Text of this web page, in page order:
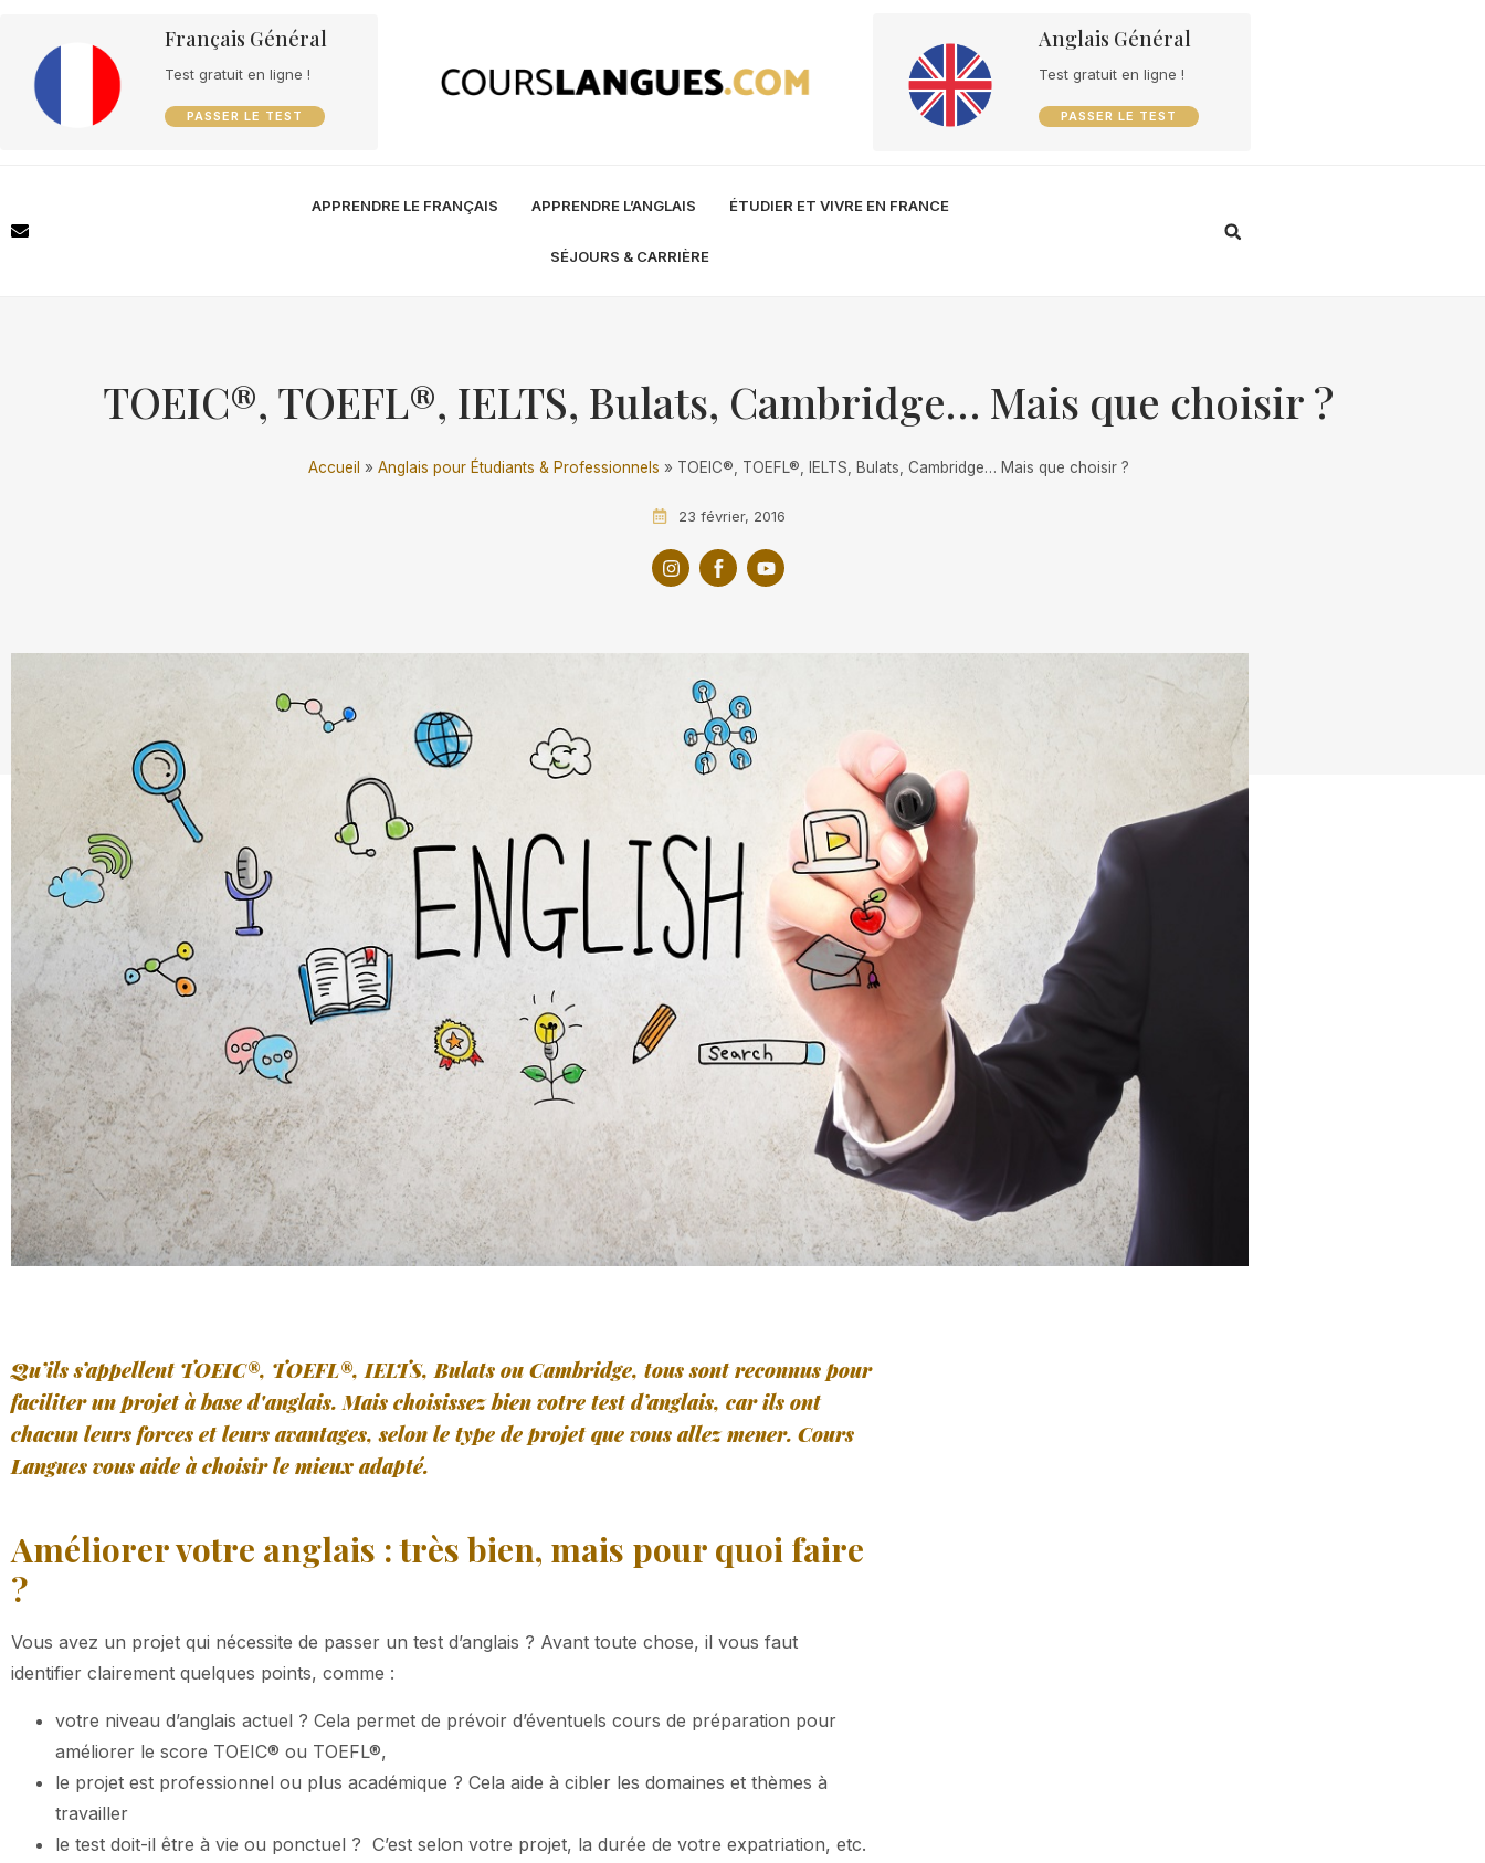
Français Général
Test gratuit en ligne !
PASSER LE TEST
Anglais Général
Test gratuit en ligne !
PASSER LE TEST
APPRENDRE LE FRANÇAIS APPRENDRE L’ANGLAIS ÉTUDIER ET VIVRE EN FRANCE
SÉJOURS & CARRIÈRE
TOEIC®, TOEFL®, IELTS, Bulats, Cambridge… Mais que choisir ?
Accueil » Anglais pour Étudiants & Professionnels » TOEIC®, TOEFL®, IELTS, Bulats, Cambridge… Mais que choisir ?
23 février, 2016
Qu’ils s’appellent TOEIC®, TOEFL®, IELTS, Bulats ou Cambridge, tous sont reconnus pour
faciliter un projet à base d'anglais. Mais choisissez bien votre test d’anglais, car ils ont
chacun leurs forces et leurs avantages, selon le type de projet que vous allez mener. Cours
Langues vous aide à choisir le mieux adapté.
Améliorer votre anglais : très bien, mais pour quoi faire
?
Vous avez un projet qui nécessite de passer un test d’anglais ? Avant toute chose, il vous faut
identifier clairement quelques points, comme :
votre niveau d’anglais actuel ? Cela permet de prévoir d’éventuels cours de préparation pour
améliorer le score TOEIC® ou TOEFL®,
le projet est professionnel ou plus académique ? Cela aide à cibler les domaines et thèmes à
travailler
le test doit-il être à vie ou ponctuel ? C’est selon votre projet, la durée de votre expatriation, etc.